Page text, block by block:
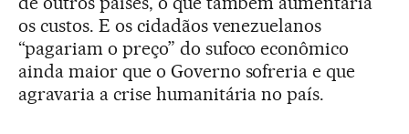
os custos. E os cidadãos venezuelanos
“pagariam o preço” do sufoco econômico
ainda maior que o Governo sofreria e que
agravaria a crise humanitária no país.